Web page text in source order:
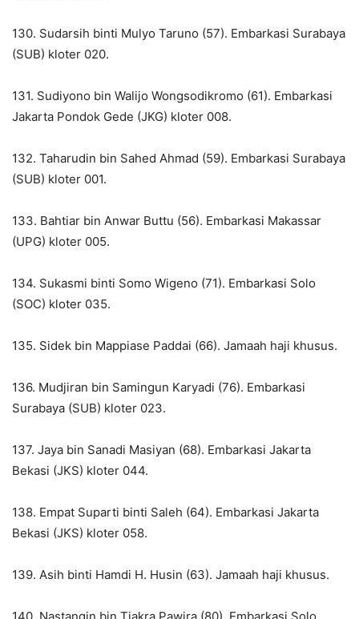
130. Sudarsih binti Mulyo Taruno (57). Embarkasi Surabaya
(SUB) kloter 020.
131. Sudiyono bin Walijo Wongsodikromo (61). Embarkasi
Jakarta Pondok Gede (JKG) kloter 008.
132. Taharudin bin Sahed Ahmad (59). Embarkasi Surabaya
(SUB) kloter 001.
133. Bahtiar bin Anwar Buttu (56). Embarkasi Makassar
(UPG) kloter 005.
134. Sukasmi binti Somo Wigeno (71). Embarkasi Solo
(SOC) kloter 035.
135. Sidek bin Mappiase Paddai (66). Jamaah haji khusus.
136. Mudjiran bin Samingun Karyadi (76). Embarkasi
Surabaya (SUB) kloter 023.
137. Jaya bin Sanadi Masiyan (68). Embarkasi Jakarta
Bekasi (JKS) kloter 044.
138. Empat Suparti binti Saleh (64). Embarkasi Jakarta
Bekasi (JKS) kloter 058.
139. Asih binti Hamdi H. Husin (63). Jamaah haji khusus.